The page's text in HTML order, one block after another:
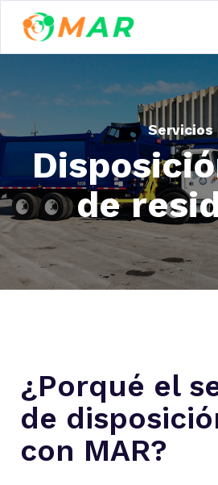
Servicios
de
¿Porqué el
de
con MAR?